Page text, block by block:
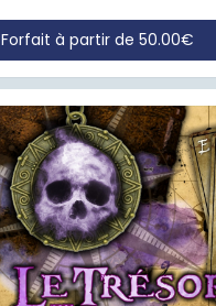
Forfait à partir de50.00€